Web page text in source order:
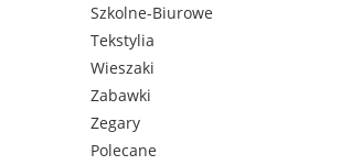
Szkolne-Biurowe
Tekstylia
Wieszaki
Zabawki
Zegary
Polecane